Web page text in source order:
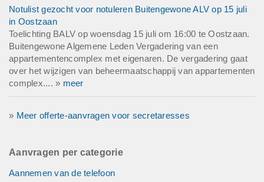
Notulist gezocht voor notuleren Buitengewone ALV op 15 juli
in Oostzaan
Toelichting BALV op woensdag 15 juli om 16:00 te Oostzaan.
Buitengewone Algemene Leden Vergadering van een
appartementencomplex met eigenaren. De vergadering gaat
over het wijzigen van beheermaatschappij van appartementen
complex.... » meer
» Meer offerte-aanvragen voor secretaresses
Aanvragen per categorie
Aannemen van de telefoon